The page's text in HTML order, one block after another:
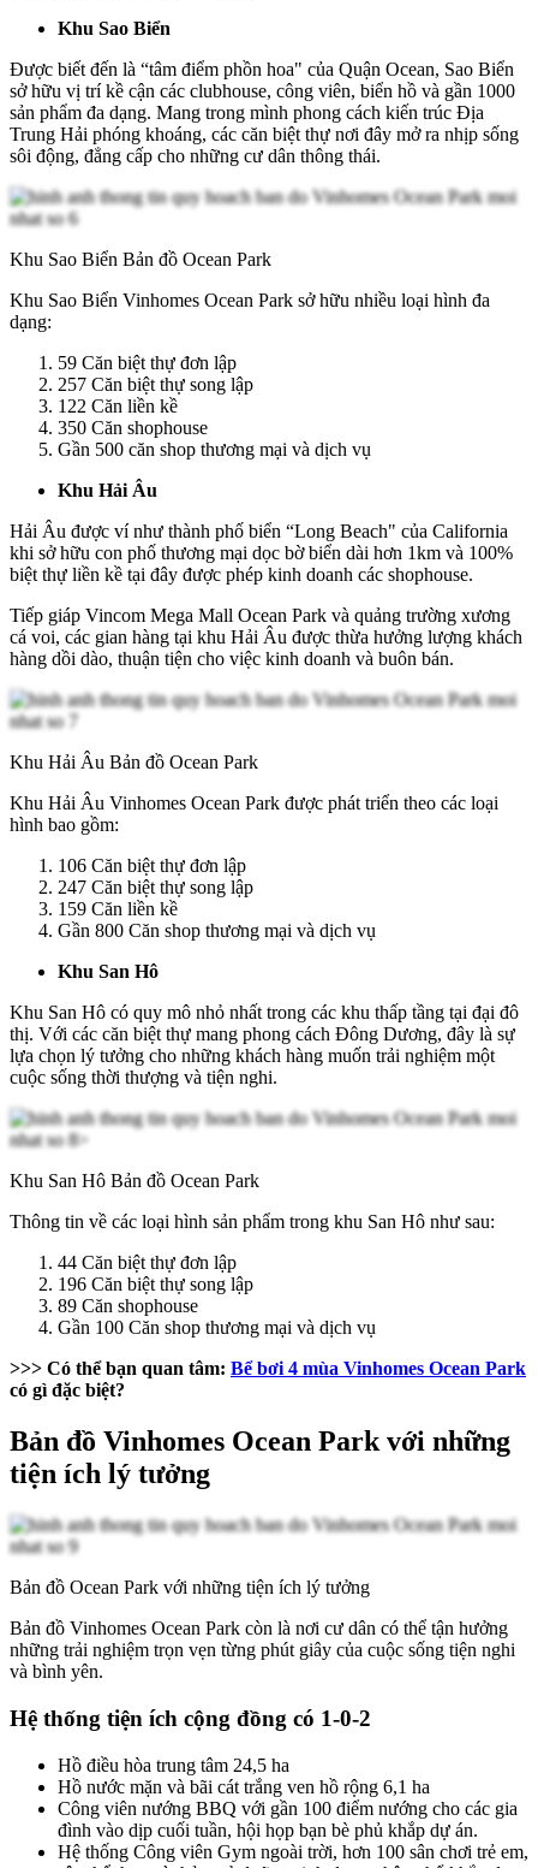
Khu Sao Biển
Được biết đến là “tâm điểm phồn hoa" của Quận Ocean, Sao Biển
sở hữu vị trí kề cận các clubhouse, công viên, biển hồ và gần 1000
sản phẩm đa dạng. Mang trong mình phong cách kiến trúc Địa
Trung Hải phóng khoáng, các căn biệt thự nơi đây mở ra nhịp sống
sôi động, đẳng cấp cho những cư dân thông thái.
Khu Sao Biển Bản đồ Ocean Park
Khu Sao Biển Vinhomes Ocean Park sở hữu nhiều loại hình đa
dạng:
59 Căn biệt thự đơn lập
257 Căn biệt thự song lập
122 Căn liền kề
350 Căn shophouse
Gần 500 căn shop thương mại và dịch vụ
Khu Hải Âu
Hải Âu được ví như thành phố biển “Long Beach" của California
khi sở hữu con phố thương mại dọc bờ biển dài hơn 1km và 100%
biệt thự liền kề tại đây được phép kinh doanh các shophouse.
Tiếp giáp Vincom Mega Mall Ocean Park và quảng trường xương
cá voi, các gian hàng tại khu Hải Âu được thừa hưởng lượng khách
hàng dồi dào, thuận tiện cho việc kinh doanh và buôn bán.
Khu Hải Âu Bản đồ Ocean Park
Khu Hải Âu Vinhomes Ocean Park được phát triển theo các loại
hình bao gồm:
106 Căn biệt thự đơn lập
247 Căn biệt thự song lập
159 Căn liền kề
Gần 800 Căn shop thương mại và dịch vụ
Khu San Hô
Khu San Hô có quy mô nhỏ nhất trong các khu thấp tầng tại đại đô
thị. Với các căn biệt thự mang phong cách Đông Dương, đây là sự
lựa chọn lý tưởng cho những khách hàng muốn trải nghiệm một
cuộc sống thời thượng và tiện nghi.
Khu San Hô Bản đồ Ocean Park
Thông tin về các loại hình sản phẩm trong khu San Hô như sau:
44 Căn biệt thự đơn lập
196 Căn biệt thự song lập
89 Căn shophouse
Gần 100 Căn shop thương mại và dịch vụ
>>> Có thể bạn quan tâm: Bể bơi 4 mùa Vinhomes Ocean Park
có gì đặc biệt?
Bản đồ Vinhomes Ocean Park với những
tiện ích lý tưởng
Bản đồ Ocean Park với những tiện ích lý tưởng
Bản đồ Vinhomes Ocean Park còn là nơi cư dân có thể tận hưởng
những trải nghiệm trọn vẹn từng phút giây của cuộc sống tiện nghi
và bình yên.
Hệ thống tiện ích cộng đồng có 1-0-2
Hồ điều hòa trung tâm 24,5 ha
Hồ nước mặn và bãi cát trắng ven hồ rộng 6,1 ha
Công viên nướng BBQ với gần 100 điểm nướng cho các gia
đình vào dịp cuối tuần, hội họp bạn bè phủ khắp dự án.
Hệ thống Công viên Gym ngoài trời, hơn 100 sân chơi trẻ em,